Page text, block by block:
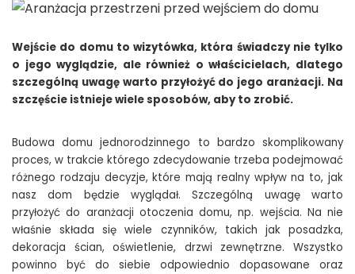
Wejście do domu to wizytówka, która świadczy nie tylko
o jego wyglądzie, ale również o właścicielach, dlatego
szczególną uwagę warto przyłożyć do jego aranżacji. Na
szczęście istnieje wiele sposobów, aby to zrobić.
Budowa domu jednorodzinnego to bardzo skomplikowany
proces, w trakcie którego zdecydowanie trzeba podejmować
różnego rodzaju decyzje, które mają realny wpływ na to, jak
nasz dom będzie wyglądał. Szczególną uwagę warto
przyłożyć do aranżacji otoczenia domu, np. wejścia. Na nie
właśnie składa się wiele czynników, takich jak posadzka,
dekoracja ścian, oświetlenie, drzwi zewnętrzne. Wszystko
powinno być do siebie odpowiednio dopasowane oraz